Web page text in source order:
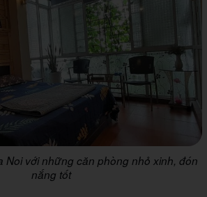
Noi với những căn phòng nhỏ xinh, đón
nắng tốt